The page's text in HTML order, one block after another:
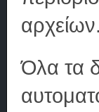
αρχείων.
Όλα τα